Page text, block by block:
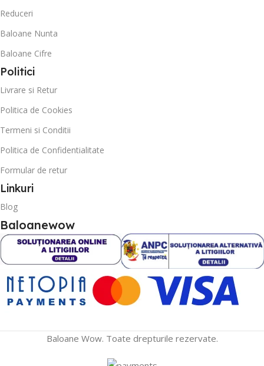
Reduceri
Baloane Nunta
Baloane Cifre
Politici
Livrare si Retur
Politica de Cookies
Termeni si Conditii
Politica de Confidentialitate
Formular de retur
Linkuri
Blog
Baloanewow
Baloane Wow. Toate drepturile rezervate.